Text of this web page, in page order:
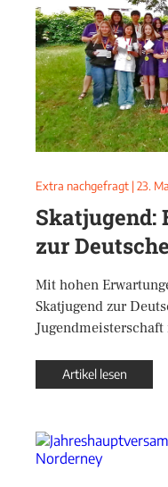
Extra nachgefragt | 23.
Skatjugend:
zur
Mit hohen
Skatjugend zur
Artikel lesen